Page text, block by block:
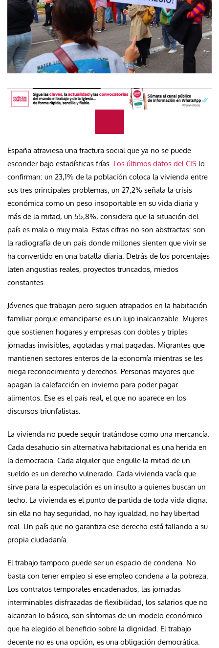
España atraviesa una fractura social que ya no se puede
esconder bajo estadísticas frías. Los últimos datos del CIS lo
confirman: un 23,1% de la población coloca la vivienda entre
sus tres principales problemas, un 27,2% señala la crisis
económica como un peso insoportable en su vida diaria y
más de la mitad, un 55,8%, considera que la situación del
país es mala o muy mala. Estas cifras no son abstractas: son
la radiografía de un país donde millones sienten que vivir se
ha convertido en una batalla diaria. Detrás de los porcentajes
laten angustias reales, proyectos truncados, miedos
constantes.
Jóvenes que trabajan pero siguen atrapados en la habitación
familiar porque emanciparse es un lujo inalcanzable. Mujeres
que sostienen hogares y empresas con dobles y triples
jornadas invisibles, agotadas y mal pagadas. Migrantes que
mantienen sectores enteros de la economía mientras se les
niega reconocimiento y derechos. Personas mayores que
apagan la calefacción en invierno para poder pagar
alimentos. Ese es el país real, el que no aparece en los
discursos triunfalistas.
La vivienda no puede seguir tratándose como una mercancía.
Cada desahucio sin alternativa habitacional es una herida en
la democracia. Cada alquiler que engulle la mitad de un
sueldo es un derecho vulnerado. Cada vivienda vacía que
sirve para la especulación es un insulto a quienes buscan un
techo. La vivienda es el punto de partida de toda vida digna:
sin ella no hay seguridad, no hay igualdad, no hay libertad
real. Un país que no garantiza ese derecho está fallando a su
propia ciudadanía.
El trabajo tampoco puede ser un espacio de condena. No
basta con tener empleo si ese empleo condena a la pobreza.
Los contratos temporales encadenados, las jornadas
interminables disfrazadas de flexibilidad, los salarios que no
alcanzan lo básico, son síntomas de un modelo económico
que ha elegido el beneficio sobre la dignidad. El trabajo
decente no es una opción, es una obligación democrática.